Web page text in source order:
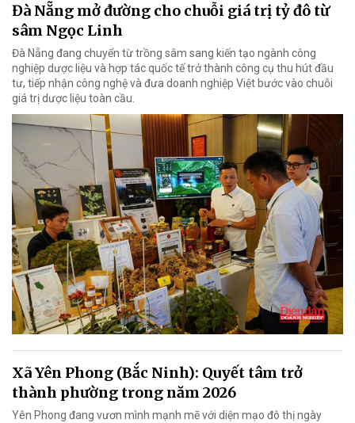
Đà Nẵng mở đường cho chuỗi giá trị tỷ đô từ
sâm Ngọc Linh
Đà Nẵng đang chuyển từ trồng sâm sang kiến tạo ngành công
nghiệp dược liệu và hợp tác quốc tế trở thành công cụ thu hút đầu
tư, tiếp nhận công nghệ và đưa doanh nghiệp Việt bước vào chuỗi
giá trị dược liệu toàn cầu.
Xã Yên Phong (Bắc Ninh): Quyết tâm trở
thành phường trong năm 2026
Yên Phong đang vươn mình mạnh mẽ với diện mạo đô thị ngày